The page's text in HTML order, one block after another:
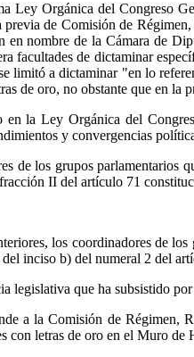
Ley Orgánica del Congreso
de Comisión de
en nombre de la Cámara de
facultades de dictaminar
limitó a dictaminar "en lo
de oro, no obstante que en la
en la Ley Orgánica del
y convergencias
de los grupos parlamentarios
II del artículo 71
los coordinadores de
inciso b) del numeral 2 del
legislativa que ha subsistido por
a la Comisión de Régimen,
con letras de oro en el Muro de